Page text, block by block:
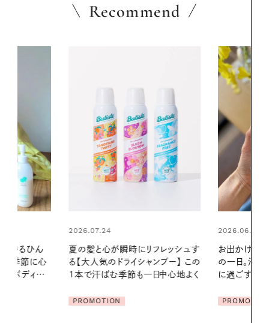
Recommend
レッシュす
プー】 この
中心地よく
2026.06.01
お出かけ前のひと手間で変わる、夏
の一日。汗ばむ季節を「ごきげん」
に過ごす私の新習慣
PROMOTION
2026.07.21
リーとの重